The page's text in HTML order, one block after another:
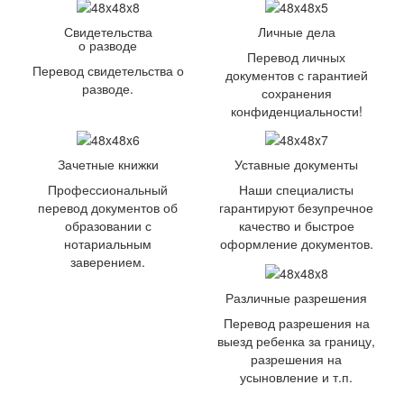
Свидетельства
о разводе
Перевод свидетельства о
разводе.
Личные дела
Перевод личных
документов с гарантией
сохранения
конфиденциальности!
Зачетные книжки
Профессиональный
перевод документов об
образовании с
нотариальным
заверением.
Уставные документы
Наши специалисты
гарантируют безупречное
качество и быстрое
оформление документов.
Различные разрешения
Перевод разрешения на
выезд ребенка за границу,
разрешения на
усыновление и т.п.